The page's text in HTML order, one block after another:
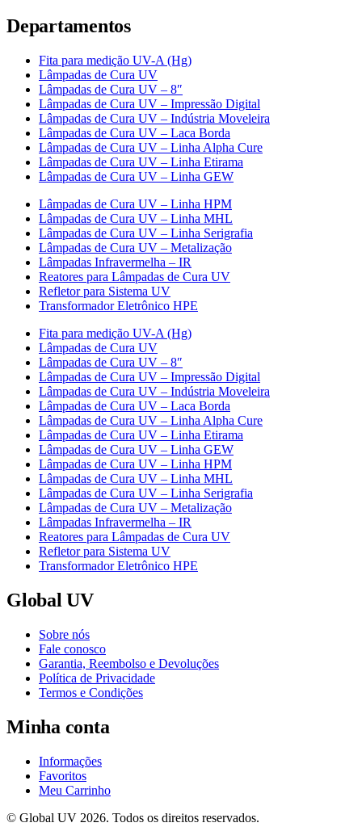
Departamentos
Fita para medição UV-A (Hg)
Lâmpadas de Cura UV
Lâmpadas de Cura UV – 8″
Lâmpadas de Cura UV – Impressão Digital
Lâmpadas de Cura UV – Indústria Moveleira
Lâmpadas de Cura UV – Laca Borda
Lâmpadas de Cura UV – Linha Alpha Cure
Lâmpadas de Cura UV – Linha Etirama
Lâmpadas de Cura UV – Linha GEW
Lâmpadas de Cura UV – Linha HPM
Lâmpadas de Cura UV – Linha MHL
Lâmpadas de Cura UV – Linha Serigrafia
Lâmpadas de Cura UV – Metalização
Lâmpadas Infravermelha – IR
Reatores para Lâmpadas de Cura UV
Refletor para Sistema UV
Transformador Eletrônico HPE
Fita para medição UV-A (Hg)
Lâmpadas de Cura UV
Lâmpadas de Cura UV – 8″
Lâmpadas de Cura UV – Impressão Digital
Lâmpadas de Cura UV – Indústria Moveleira
Lâmpadas de Cura UV – Laca Borda
Lâmpadas de Cura UV – Linha Alpha Cure
Lâmpadas de Cura UV – Linha Etirama
Lâmpadas de Cura UV – Linha GEW
Lâmpadas de Cura UV – Linha HPM
Lâmpadas de Cura UV – Linha MHL
Lâmpadas de Cura UV – Linha Serigrafia
Lâmpadas de Cura UV – Metalização
Lâmpadas Infravermelha – IR
Reatores para Lâmpadas de Cura UV
Refletor para Sistema UV
Transformador Eletrônico HPE
Global UV
Sobre nós
Fale conosco
Garantia, Reembolso e Devoluções
Política de Privacidade
Termos e Condições
Minha conta
Informações
Favoritos
Meu Carrinho
© Global UV 2026. Todos os direitos reservados.